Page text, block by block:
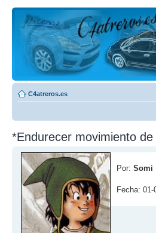
C4atreros.es
*Endurecer movimiento
Por: Somi
Fecha: 01-